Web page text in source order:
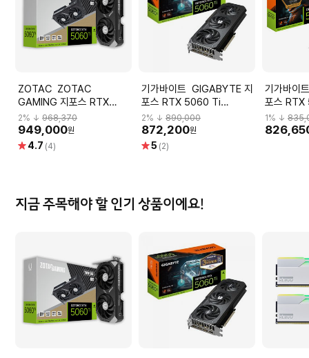
ZOTAC ZOTAC
GAMING 지포스 RTX
5060 Ti Twin Edge OC
D7 8GB 그래픽카드
2% ↓ 968,370
949,000원
별 4.7 (4)
기가바이트 GIGABYTE 지
포스 RTX 5060 Ti
GAMING OC D7 8GB 피
씨디렉트
2% ↓890,000
872,200원
별5 (2)
기가바이트
포스
D7 8GB
1 % ↓
지금 주목해야 할 인기 상품이에요!